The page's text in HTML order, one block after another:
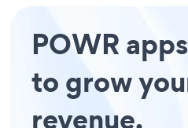
POWR
to grow
revenue.